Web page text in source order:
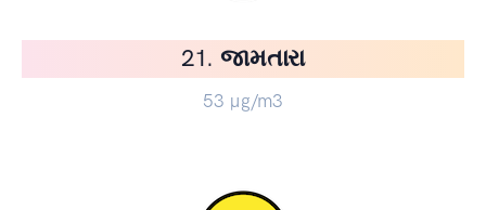
21. જામતારા
53 µg/m3